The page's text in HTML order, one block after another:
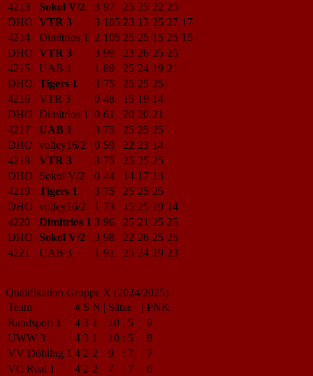
4213
Sokol V/2 3 97 25 25 22 25
DHO VTR 3 3 105 23 13 25 27 17
4214
Dimitrios 1 2 105 25 25 15 25 15
DHO VTR 3 3 99 23 26 25 25
4215
UAB 1 1 89 25 24 19 21
DHO Tigers 1 3 75 25 25 25
4216
VTR 3 0 48 15 19 14
DHO Dimitrios 1 0 61 20 20 21
4217
UAB 1 3 75 25 25 25
DHO volley16/2 0 59 22 23 14
4218
VTR 3 3 75 25 25 25
DHO
Sokol V/2 0 44 14 17 13
4219
Tigers 1 3 75 25 25 25
DHO volley16/2 1 73 15 25 19 14
4220
Dimitrios 1 3 96 25 21 25 25
DHO
Sokol V/2 3 98 22 26 25 25
4221
UAB 3 1 91 25 24 19 23
Qualifikation Gruppe X (2024/2025)
Team
# S N | Sätze | PNK
Randsport 1
4 3 1 10 : 5
9
UWW 3
4 3 1 10 : 5
8
VV Döbling 1 4 2 2 9 : 7
7
VC Real 1
4 2 2 7 : 7
6